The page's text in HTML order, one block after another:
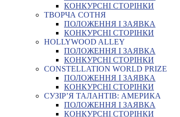
КОНКУРСНІ СТОРІНКИ
ТВОРЧА СОТНЯ
ПОЛОЖЕННЯ І ЗАЯВКА
КОНКУРСНІ СТОРІНКИ
HOLLYWOOD ALLEY
ПОЛОЖЕННЯ І ЗАЯВКА
КОНКУРСНІ СТОРІНКИ
CONSTELLATION WORLD PRIZE
ПОЛОЖЕННЯ І ЗАЯВКА
КОНКУРСНІ СТОРІНКИ
СУЗІР’Я ТАЛАНТІВ: АМЕРИКА
ПОЛОЖЕННЯ І ЗАЯВКА
КОНКУРСНІ СТОРІНКИ